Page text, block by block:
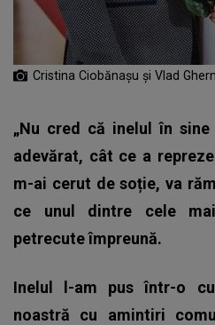
Cristina Ciobănașu și Vlad
„Nu cred că inelul în
adevărat, cât ce a
m-ai cerut de soție, va
ce unul dintre cele
petrecute împreună.
Inelul l-am pus într-o
noastră cu amintiri